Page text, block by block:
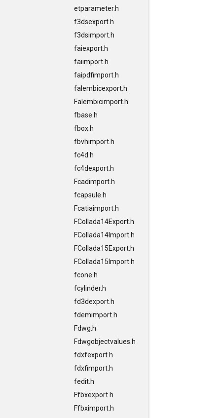
etparameter.h
f3dsexport.h
f3dsimport.h
faiexport.h
faiimport.h
faipdfimport.h
falembicexport.h
Falembicimport.h
fbase.h
fbox.h
fbvhimport.h
fc4d.h
fc4dexport.h
Fcadimport.h
fcapsule.h
Fcatiaimport.h
FCollada14Export.h
FCollada14Import.h
FCollada15Export.h
FCollada15Import.h
fcone.h
fcylinder.h
fd3dexport.h
fdemimport.h
Fdwg.h
Fdwgobjectvalues.h
fdxfexport.h
fdxfimport.h
fedit.h
Ffbxexport.h
Ffbximport.h